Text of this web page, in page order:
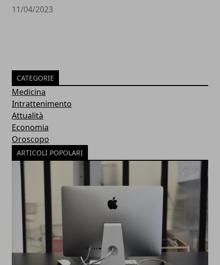
11/04/2023
CATEGORIE
Medicina
Intrattenimento
Attualità
Economia
Oroscopo
ARTICOLI POPOLARI